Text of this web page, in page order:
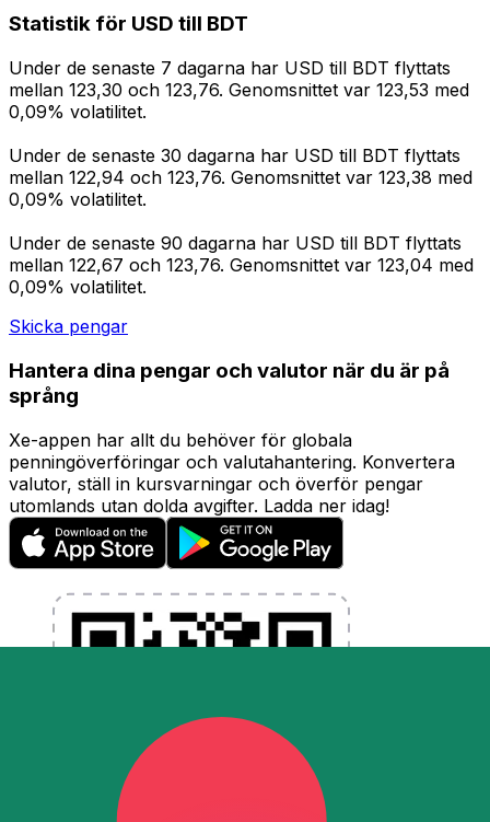
Statistik för USD till BDT
Under de senaste 7 dagarna har USD till BDT flyttats
mellan 123,30 och 123,76. Genomsnittet var 123,53 med
0,09% volatilitet.
Under de senaste 30 dagarna har USD till BDT flyttats
mellan 122,94 och 123,76. Genomsnittet var 123,38 med
0,09% volatilitet.
Under de senaste 90 dagarna har USD till BDT flyttats
mellan 122,67 och 123,76. Genomsnittet var 123,04 med
0,09% volatilitet.
Skicka pengar
Hantera dina pengar och valutor när du är på
språng
Xe-appen har allt du behöver för globala
penningöverföringar och valutahantering. Konvertera
valutor, ställ in kursvarningar och överför pengar
utomlands utan dolda avgifter. Ladda ner idag!